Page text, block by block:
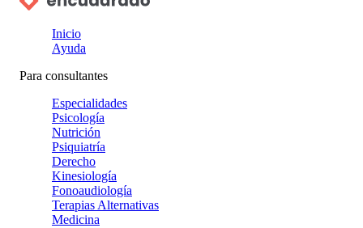
Inicio
Ayuda
Para consultantes
Especialidades
Psicología
Nutrición
Psiquiatría
Derecho
Kinesiología
Fonoaudiología
Terapias Alternativas
Medicina